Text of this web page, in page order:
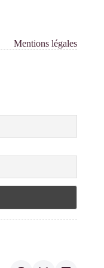
Mentions légales